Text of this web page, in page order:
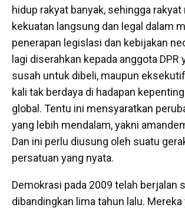
hidup rakyat banyak, sehingga
kekuatan langsung dan legal dalam
penerapan legislasi dan kebijakan
lagi diserahkan kepada anggota DPR
susah untuk dibeli, maupun
kali tak berdaya di hadapan
global. Tentu ini mensyaratkan
yang lebih mendalam, yakni
Dan ini perlu diusung oleh suatu
persatuan yang nyata.
Demokrasi pada 2009 telah berjalan
dibandingkan lima tahun lalu. Mereka